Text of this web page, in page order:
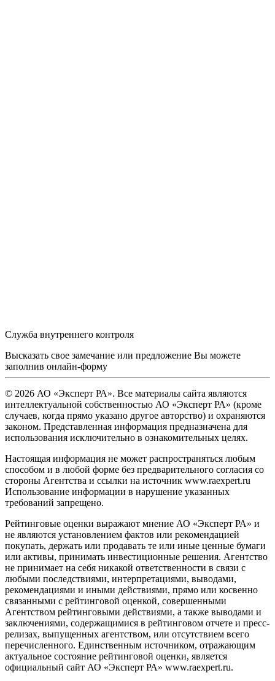
Служба внутреннего контроля
Высказать свое замечание или предложение Вы можете
заполнив онлайн-форму
© 2026 АО «Эксперт РА». Все материалы сайта являются
интеллектуальной собственностью АО «Эксперт РА» (кроме
случаев, когда прямо указано другое авторство) и охраняются
законом. Представленная информация предназначена для
использования исключительно в ознакомительных целях.
Настоящая информация не может распространяться любым
способом и в любой форме без предварительного согласия со
стороны Агентства и ссылки на источник www.raexpert.ru
Использование информации в нарушение указанных
требований запрещено.
Рейтинговые оценки выражают мнение АО «Эксперт РА» и
не являются установлением фактов или рекомендацией
покупать, держать или продавать те или иные ценные бумаги
или активы, принимать инвестиционные решения. Агентство
не принимает на себя никакой ответственности в связи с
любыми последствиями, интерпретациями, выводами,
рекомендациями и иными действиями, прямо или косвенно
связанными с рейтинговой оценкой, совершенными
Агентством рейтинговыми действиями, а также выводами и
заключениями, содержащимися в рейтинговом отчете и пресс-
релизах, выпущенных агентством, или отсутствием всего
перечисленного. Единственным источником, отражающим
актуальное состояние рейтинговой оценки, является
официальный сайт АО «Эксперт РА» www.raexpert.ru.